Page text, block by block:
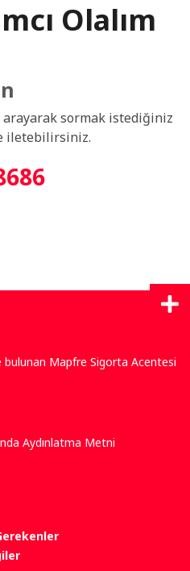
Olalım
sormak istediğiniz
iletebilirsiniz.
Mapfre Sigorta Acentesi
Aydınlatma Metni